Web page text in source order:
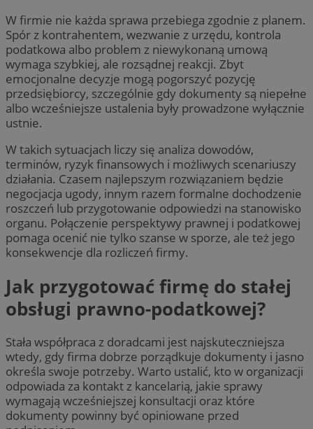
W firmie nie każda sprawa przebiega zgodnie z planem.
Spór z kontrahentem, wezwanie z urzędu, kontrola
podatkowa albo problem z niewykonaną umową
wymaga szybkiej, ale rozsądnej reakcji. Zbyt
emocjonalne decyzje mogą pogorszyć pozycję
przedsiębiorcy, szczególnie gdy dokumenty są niepełne
albo wcześniejsze ustalenia były prowadzone wyłącznie
ustnie.
W takich sytuacjach liczy się analiza dowodów,
terminów, ryzyk finansowych i możliwych scenariuszy
działania. Czasem najlepszym rozwiązaniem będzie
negocjacja ugody, innym razem formalne dochodzenie
roszczeń lub przygotowanie odpowiedzi na stanowisko
organu. Połączenie perspektywy prawnej i podatkowej
pomaga ocenić nie tylko szanse w sporze, ale też jego
konsekwencje dla rozliczeń firmy.
Jak przygotować firmę do stałej
obsługi prawno-podatkowej?
Stała współpraca z doradcami jest najskuteczniejsza
wtedy, gdy firma dobrze porządkuje dokumenty i jasno
określa swoje potrzeby. Warto ustalić, kto w organizacji
odpowiada za kontakt z kancelarią, jakie sprawy
wymagają wcześniejszej konsultacji oraz które
dokumenty powinny być opiniowane przed